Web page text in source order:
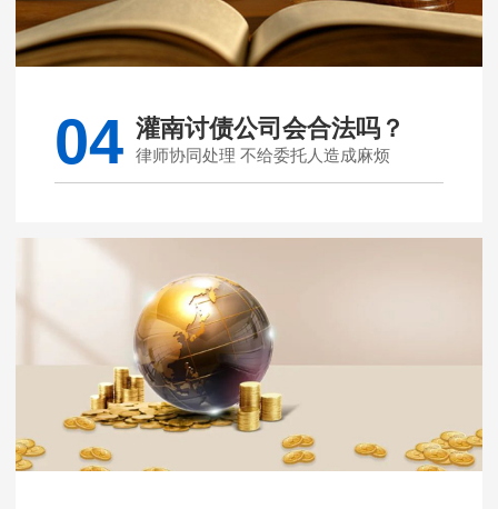
04 灌南讨债公司会合法吗？
律师协同处理 不给委托人造成麻烦